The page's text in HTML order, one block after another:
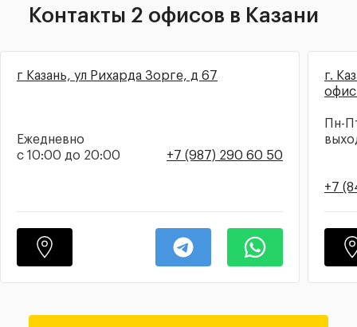
Контакты 2 офисов в Казани
г Казань, ул Рихарда Зорге, д 67
Ежедневно
с 10:00 до 20:00
+7 (987) 290 60 50
г.
Пн-
+7